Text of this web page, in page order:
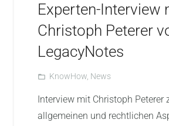
Experten-Interview
Christoph Peterer
LegacyNotes
folder_open KnowHow, News
Interview mit Christoph Peterer
allgemeinen und rechtlichen